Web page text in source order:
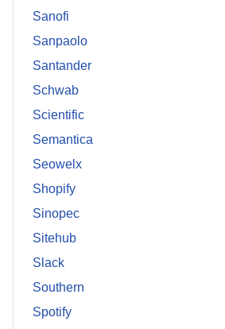
Sanofi
Sanpaolo
Santander
Schwab
Scientific
Semantica
Seowelx
Shopify
Sinopec
Sitehub
Slack
Southern
Spotify